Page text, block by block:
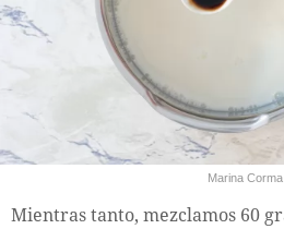
Marina Corma
Mientras tanto, mezclamos 60